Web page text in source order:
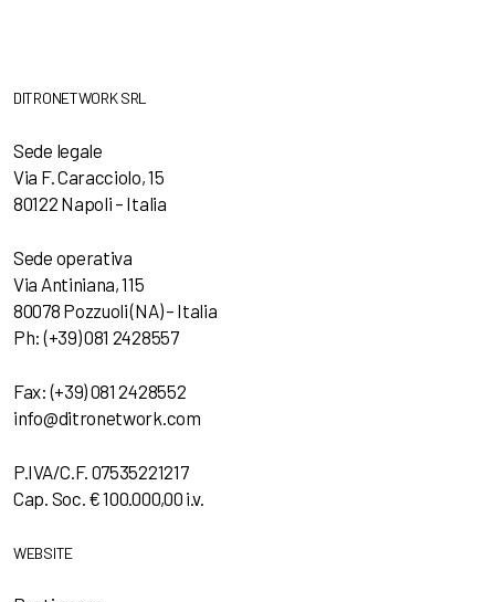
DITRONETWORK SRL
Sede legale
Via F. Caracciolo, 15
80122 Napoli – Italia
Sede operativa
Via Antiniana, 115
80078 Pozzuoli (NA) – Italia
Ph: (+39) 081 2428557
Fax: (+39) 081 2428552
info@ditronetwork.com
P.IVA/C.F. 07535221217
Cap. Soc. € 100.000,00 i.v.
WEBSITE